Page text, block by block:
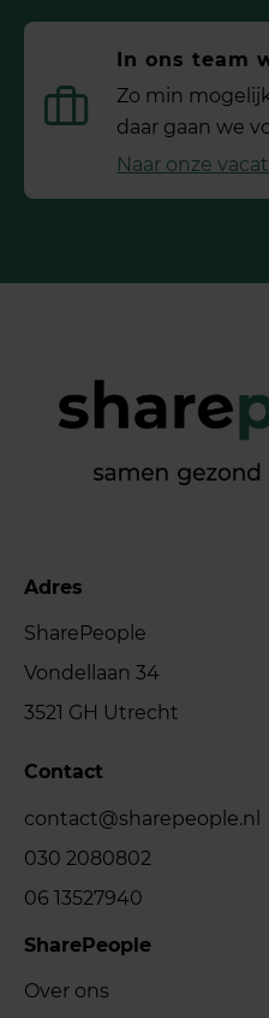
In ons team
Zo min
daar gaan we
Naar onze
Adres
SharePeople
Vondellaan 34
3521 GH Utrecht
Contact
contact@sharepeople.nl
030 2080802
06 13527940
SharePeople
Over ons